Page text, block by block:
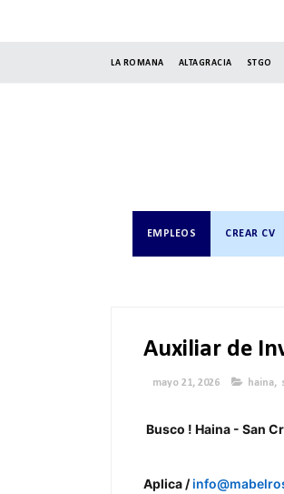
LA ROMANA ALTAGRACIA STGO
EMPLEOS CREAR CV
Auxiliar de
mayo 21, 2026 haina,
Busco ! Haina - San
Aplica /